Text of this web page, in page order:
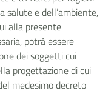
salute e dell’ambiente,
alla presente
potrà essere
dei soggetti cui
progettazione di cui
medesimo decreto